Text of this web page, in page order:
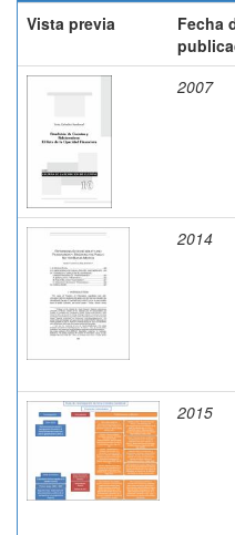
Vista previa
Fecha
2007
2014
2015